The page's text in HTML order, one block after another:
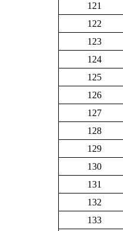
121
122
123
124
125
126
127
128
129
130
131
132
133